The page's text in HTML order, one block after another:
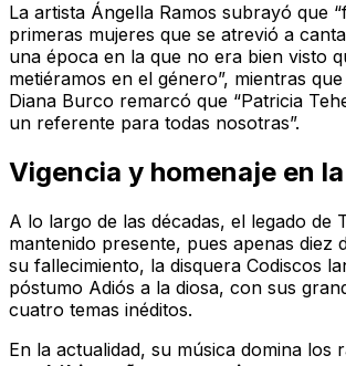
La artista Ángella Ramos subrayó que
primeras mujeres que se atrevió a
una época en la que no era bien visto
metiéramos en el género”, mientras
Diana Burco remarcó que “Patricia
un referente para todas nosotras”.
Vigencia y homenaje en
A lo largo de las décadas, el legado de
mantenido presente, pues apenas diez
su fallecimiento, la disquera Codiscos
póstumo Adiós a la diosa, con sus
cuatro temas inéditos.
En la actualidad, su música domina los